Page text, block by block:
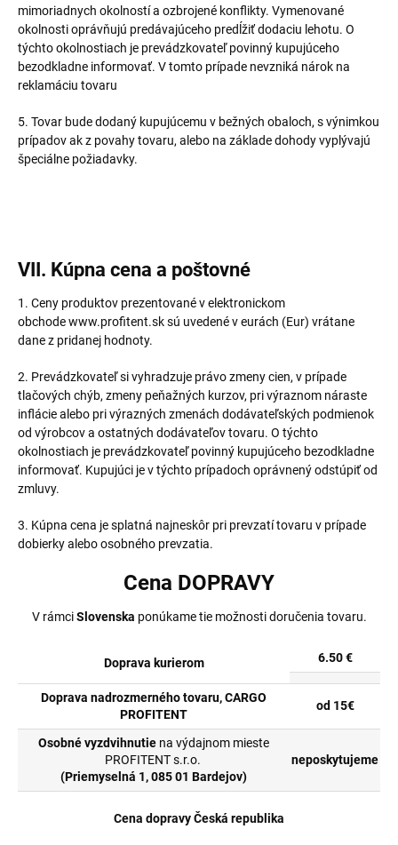
mimoriadnych okolností a ozbrojené konflikty. Vymenované
okolnosti oprávňujú predávajúceho predĺžiť dodaciu lehotu. O
týchto okolnostiach je prevádzkovateľ povinný kupujúceho
bezodkladne informovať. V tomto prípade nevzniká nárok na
reklamáciu tovaru
5. Tovar bude dodaný kupujúcemu v bežných obaloch, s výnimkou
prípadov ak z povahy tovaru, alebo na základe dohody vyplývajú
špeciálne požiadavky.
VII. Kúpna cena a poštovné
1. Ceny produktov prezentované v elektronickom
obchode www.profitent.sk sú uvedené v eurách (Eur) vrátane
dane z pridanej hodnoty.
2. Prevádzkovateľ si vyhradzuje právo zmeny cien, v prípade
tlačových chýb, zmeny peňažných kurzov, pri výraznom náraste
inflácie alebo pri výrazných zmenách dodávateľských podmienok
od výrobcov a ostatných dodávateľov tovaru. O týchto
okolnostiach je prevádzkovateľ povinný kupujúceho bezodkladne
informovať. Kupujúci je v týchto prípadoch oprávnený odstúpiť od
zmluvy.
3. Kúpna cena je splatná najneskôr pri prevzatí tovaru v prípade
dobierky alebo osobného prevzatia.
Cena DOPRAVY
V rámci Slovenska ponúkame tie možnosti doručenia tovaru.
Doprava kurierom 6.50 €
Doprava nadrozmerného tovaru, CARGO
PROFITENT
od 15€
Osobné vyzdvihnutie na výdajnom mieste
PROFITENT s.r.o.
(Priemyselná 1, 085 01 Bardejov)
neposkytujeme
Cena dopravy Česká republika